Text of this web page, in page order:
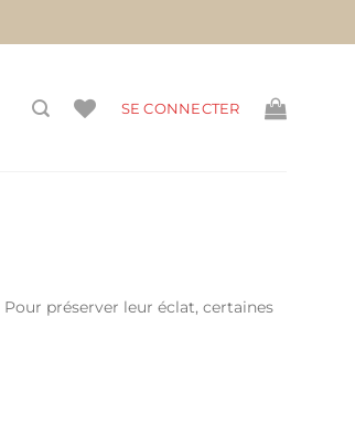
SE CONNECTER
Pour préserver leur éclat, certaines